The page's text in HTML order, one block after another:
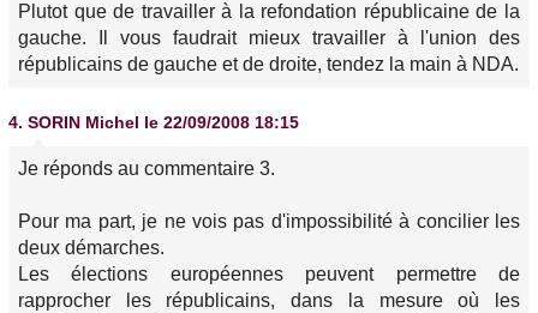
Plutot que de travailler à la refondation républicaine de la
gauche. Il vous faudrait mieux travailler à l'union des
républicains de gauche et de droite, tendez la main à NDA.
4. SORIN Michel le 22/09/2008 18:15
Je réponds au commentaire 3.
Pour ma part, je ne vois pas d'impossibilité à concilier les
deux démarches.
Les élections européennes peuvent permettre de
rapprocher les républicains, dans la mesure où les